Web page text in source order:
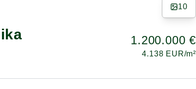
10
1.200.000 €
4.138 EUR/m²